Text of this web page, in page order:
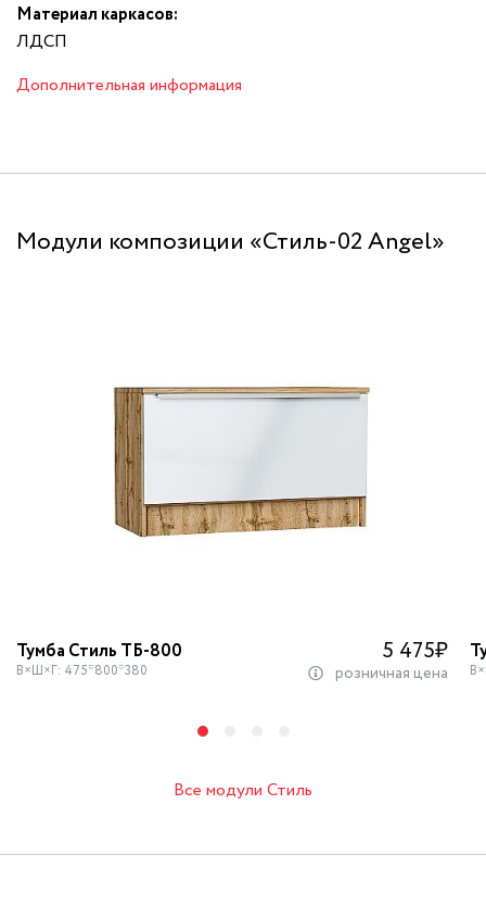
Материал каркасов:
ЛДСП
Дополнительная информация
Модули композиции «Стиль-02 Angel»
Тумба Стиль ТБ-800 5 475₽
В×Ш×Г: 475*800*380 розничная цена
Все модули Стиль